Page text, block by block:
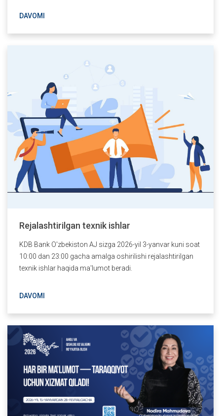
DAVOMI
Rejalashtirilgan texnik ishlar
KDB Bank O'zbekiston AJ sizga 2026-yil 3-yanvar kuni soat
10:00 dan 23:00 gacha amalga oshirilishi rejalashtirilgan
texnik ishlar haqida ma'lumot beradi.
DAVOMI